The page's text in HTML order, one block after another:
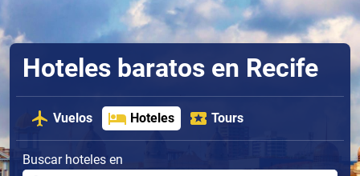
Hoteles baratos en Recife
Vuelos Hoteles Tours
Buscar hoteles en